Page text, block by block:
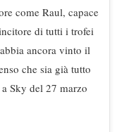
come Raul, capace
di tutti i trofei
ancora vinto il
che sia già tutto
Sky del 27 marzo